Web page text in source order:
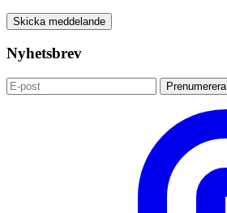
Skicka meddelande
Nyhetsbrev
Prenumerera